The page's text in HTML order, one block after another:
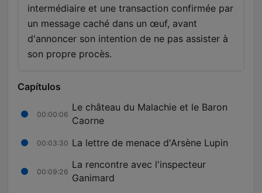
intermédiaire et une transaction confirmée par
un message caché dans un œuf, avant
d'annoncer son intention de ne pas assister à
son propre procès.
Capítulos
00:00:06
Le château du Malachie et le Baron
Caorne
00:03:30 La lettre de menace d'Arsène Lupin
00:09:26
La rencontre avec l'inspecteur
Ganimard